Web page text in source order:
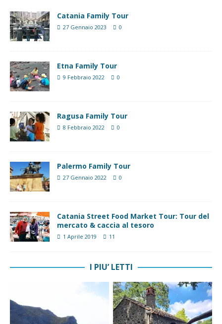
Catania Family Tour
27 Gennaio 2023 0
Etna Family Tour
9 Febbraio 2022 0
Ragusa Family Tour
8 Febbraio 2022 0
Palermo Family Tour
27 Gennaio 2022 0
Catania Street Food Market Tour: Tour del
mercato & caccia al tesoro
1 Aprile 2019 11
I PIU’ LETTI